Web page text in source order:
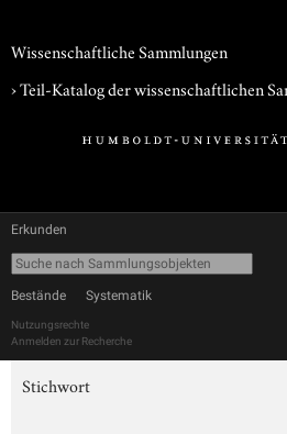
Wissenschaftliche Sammlungen
› Teil-Katalog der wissenschaftlichen
Erkunden
Bestände Systematik
Nutzungsrechte
Anmelden zur Recherche
Stichwort